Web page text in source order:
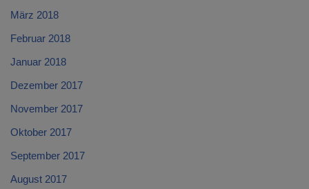
März 2018
Februar 2018
Januar 2018
Dezember 2017
November 2017
Oktober 2017
September 2017
August 2017